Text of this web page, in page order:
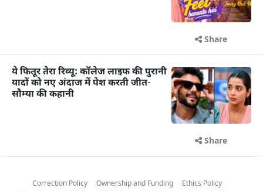
Share
ये फितूर तेरा रिव्यू: कॉलेज लाइफ की पुरानी
यादों को नए अंदाज में पेश करती जीत-
सौम्या की कहानी
Share
Correction Policy Ownership and Funding
Ethics Policy